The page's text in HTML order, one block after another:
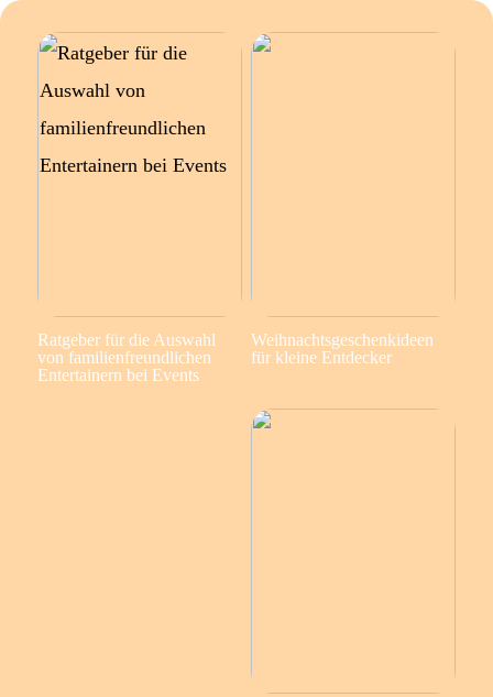
Ratgeber für die Auswahl
von familienfreundlichen
Entertainern bei Events
Weihnachtsgeschenkideen
für kleine Entdecker